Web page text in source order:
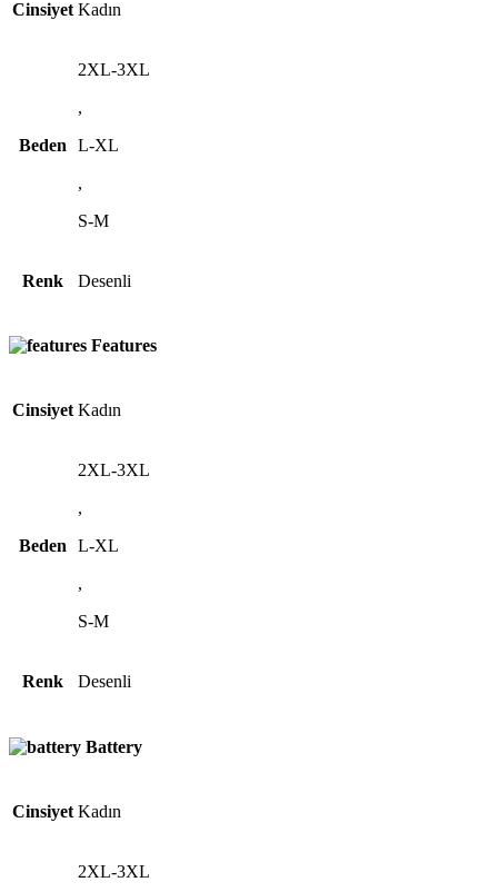
Cinsiyet Kadın
Beden
2XL-3XL
,
L-XL
,
S-M
Renk Desenli
Features
Cinsiyet Kadın
Beden
2XL-3XL
,
L-XL
,
S-M
Renk Desenli
Battery
Cinsiyet Kadın
2XL-3XL